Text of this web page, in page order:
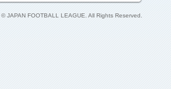
JAPAN FOOTBALL LEAGUE. All Rights Reserved.